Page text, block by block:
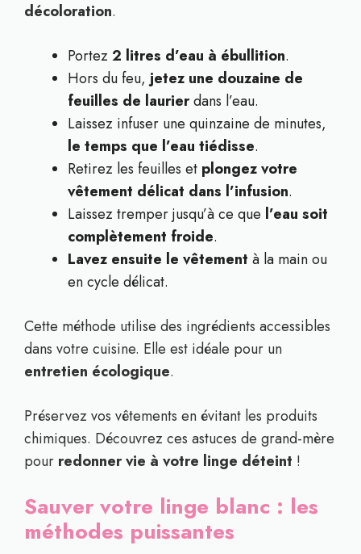
décoloration.
Portez 2 litres d’eau à ébullition.
Hors du feu, jetez une douzaine de
feuilles de laurierdans l’eau.
Laissez infuser une quinzaine de minutes,
le temps que l’eau tiédisse.
Retirez les feuilles et plongez votre
vêtement délicat dans l’infusion.
Laissez tremper jusqu’à ce que l’eau soit
complètement froide.
Lavez ensuite le vêtement à la main ou
en cycle délicat.
Cette méthode utilise des ingrédients accessibles
dans votre cuisine. Elle est idéale pour un
entretien écologique.
Préservez vos vêtements en évitant les produits
chimiques. Découvrez ces astuces de grand-mère
pour redonner vie à votre linge déteint !
Sauver votre linge blanc : les
méthodes puissantes